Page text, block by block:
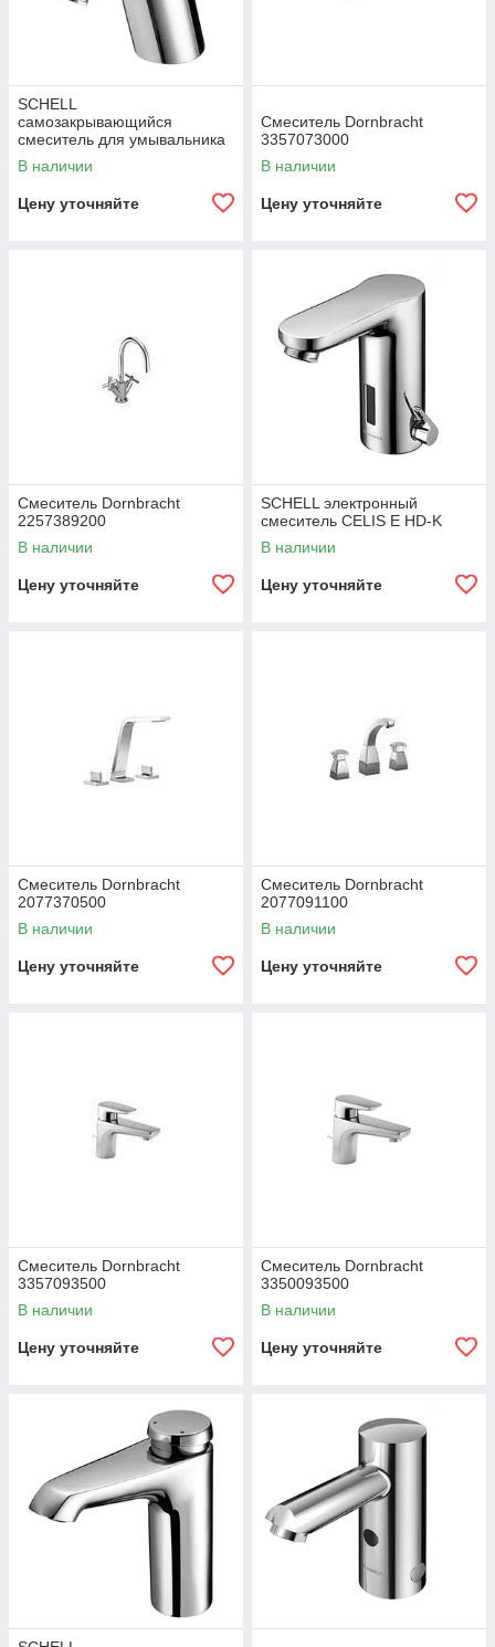
SCHELL
самозакрывающийся
смеситель для умывальника
PURIS SC HD-M
В наличии
Цену уточняйте
Смеситель Dornbracht
3357073000
В наличии
Цену уточняйте
Смеситель Dornbracht
2257389200
В наличии
Цену уточняйте
SCHELL электронный
смеситель CELIS E HD-K
В наличии
Цену уточняйте
Смеситель Dornbracht
2077370500
В наличии
Цену уточняйте
Смеситель Dornbracht
2077091100
В наличии
Цену уточняйте
Смеситель Dornbracht
3357093500
В наличии
Цену уточняйте
Смеситель Dornbracht
3350093500
В наличии
Цену уточняйте